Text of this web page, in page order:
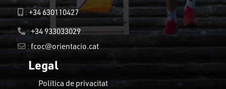
:+34 630110427
:+34 933033029
: fcoc@orientacio.cat
Legal
Política de privacitat